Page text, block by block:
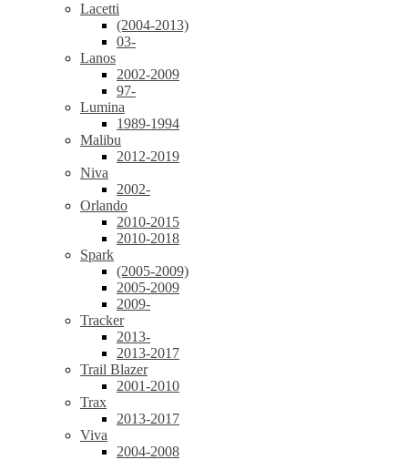
Lacetti
(2004-2013)
03-
Lanos
2002-2009
97-
Lumina
1989-1994
Malibu
2012-2019
Niva
2002-
Orlando
2010-2015
2010-2018
Spark
(2005-2009)
2005-2009
2009-
Tracker
2013-
2013-2017
Trail Blazer
2001-2010
Trax
2013-2017
Viva
2004-2008